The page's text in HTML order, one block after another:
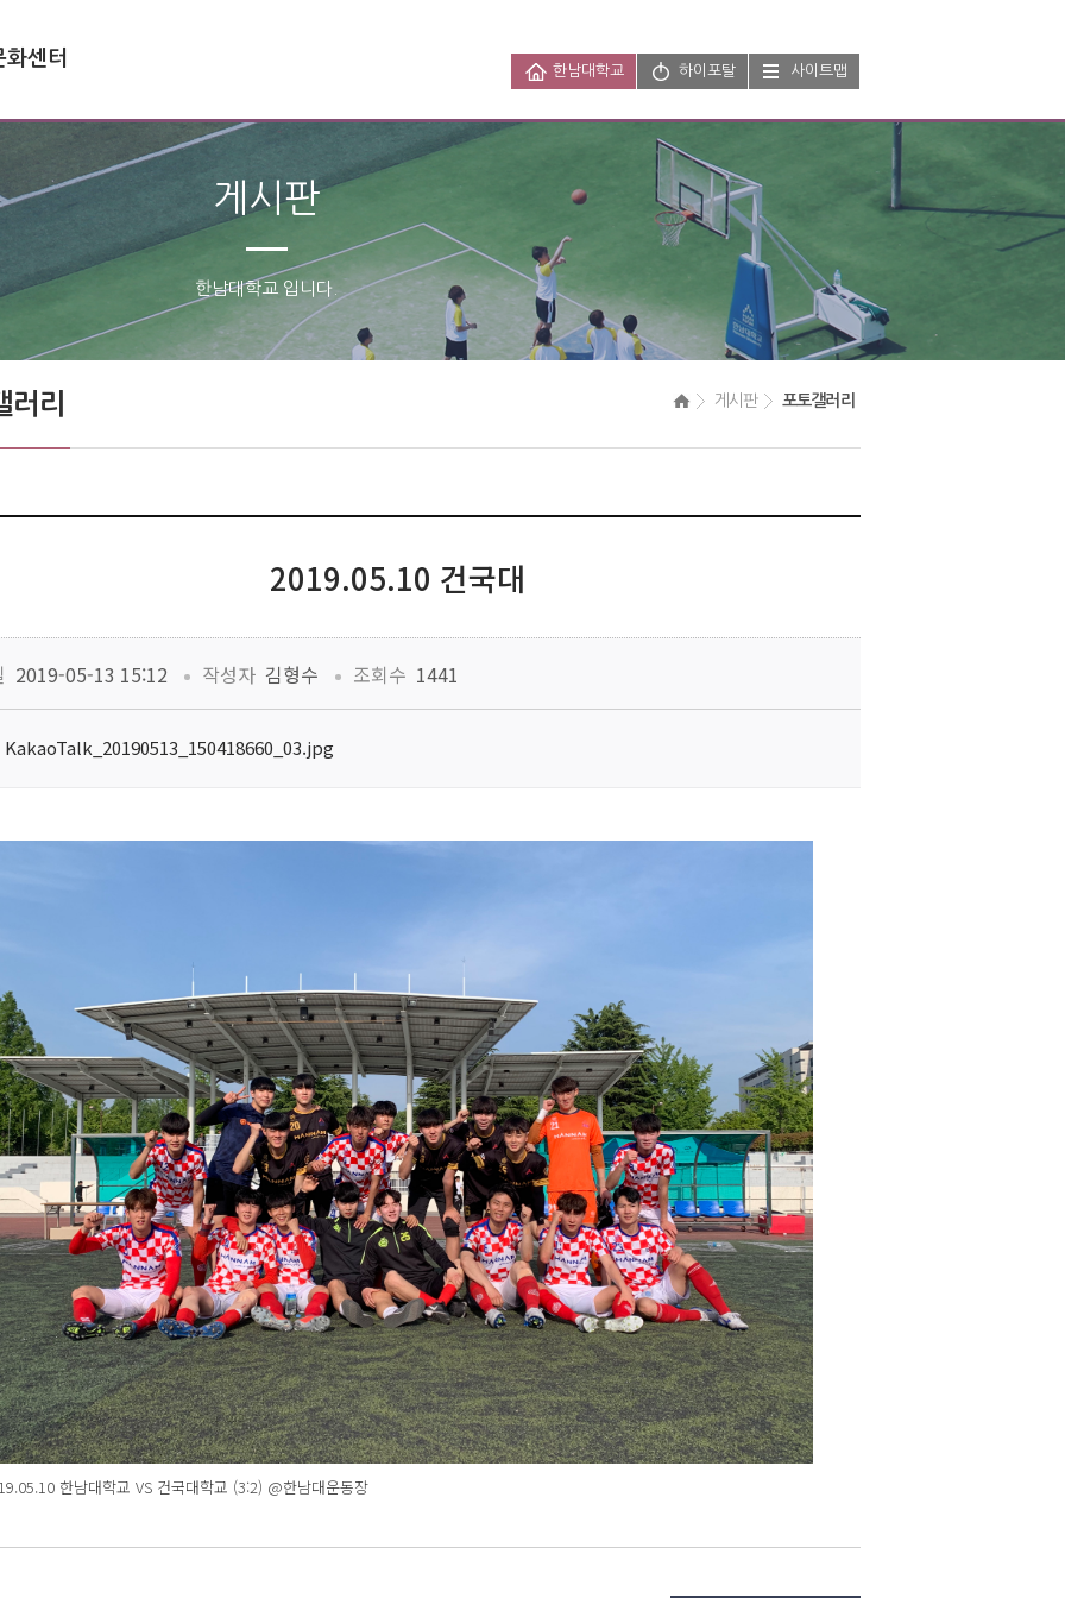
한남대학교 하이포탈 사이트맵
센터
게시판
한남대학교 입니다.
러리 게시판 포토갤러리
2019.05.10 건국대
2019-05-13 15:12 작성자 김형수 조회수 1441
KakaoTalk_20190513_150418660_03.jpg
한남대학교 VS 건국대학교 (3:2) @한남대운동장